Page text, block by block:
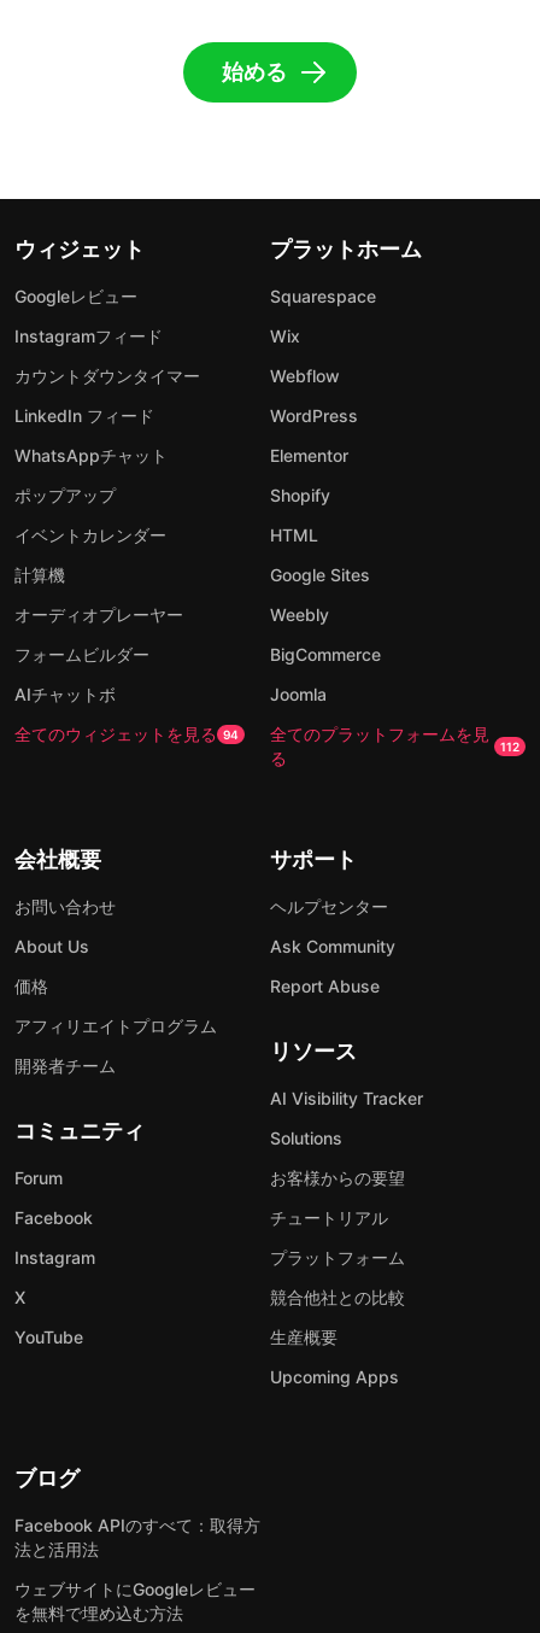
始める
ウィジェット
Googleレビュー
Instagramフィード
カウントダウンタイマー
LinkedIn フィード
WhatsAppチャット
ポップアップ
イベントカレンダー
計算機
オーディオプレーヤー
フォームビルダー
AIチャットボ
全てのウィジェットを見る 94
プラットホーム
Squarespace
Wix
Webflow
WordPress
Elementor
Shopify
HTML
Google Sites
Weebly
BigCommerce
Joomla
全てのプラットフォームを見
る
112
会社概要
お問い合わせ
About Us
価格
アフィリエイトプログラム
開発者チーム
コミュニティ
Forum
Facebook
Instagram
X
YouTube
サポート
ヘルプセンター
Ask Community
Report Abuse
リソース
AI Visibility Tracker
Solutions
お客様からの要望
チュートリアル
プラットフォーム
競合他社との比較
生産概要
Upcoming Apps
ブログ
Facebook APIのすべて：取得方
法と活用法
ウェブサイトにGoogleレビュー
を無料で埋め込む方法